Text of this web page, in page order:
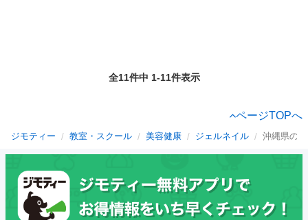
全11件中 1-11件表示
ページTOPへ
ジモティー 教室・スクール 美容健康 ジェルネイル 沖縄県の